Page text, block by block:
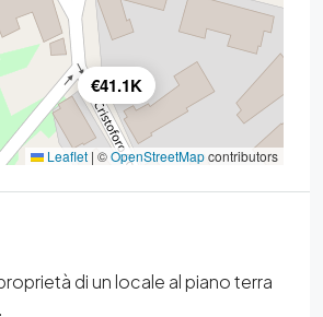
€41.1K
Leaflet | ©OpenStreetMapcontributors
di un locale al piano terra